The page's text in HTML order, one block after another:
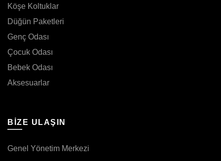
Köşe Koltuklar
Düğün Paketleri
Genç Odası
Çocuk Odası
Bebek Odası
Aksesuarlar
BIZE ULAŞIN
Genel Yönetim Merkezi